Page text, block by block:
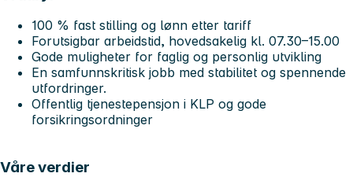
100 % fast stilling og lønn etter tariff
Forutsigbar arbeidstid, hovedsakelig kl. 07.30–15.00
Gode muligheter for faglig og personlig utvikling
En samfunnskritisk jobb med stabilitet og spennende
utfordringer.
Offentlig tjenestepensjon i KLP og gode
forsikringsordninger
Våre verdier